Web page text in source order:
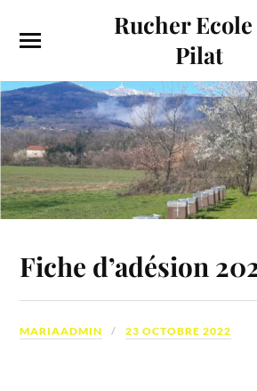
Rucher
Pilat
Fiche d’adésion
MARIAADMIN 23 OCTOBRE 2022